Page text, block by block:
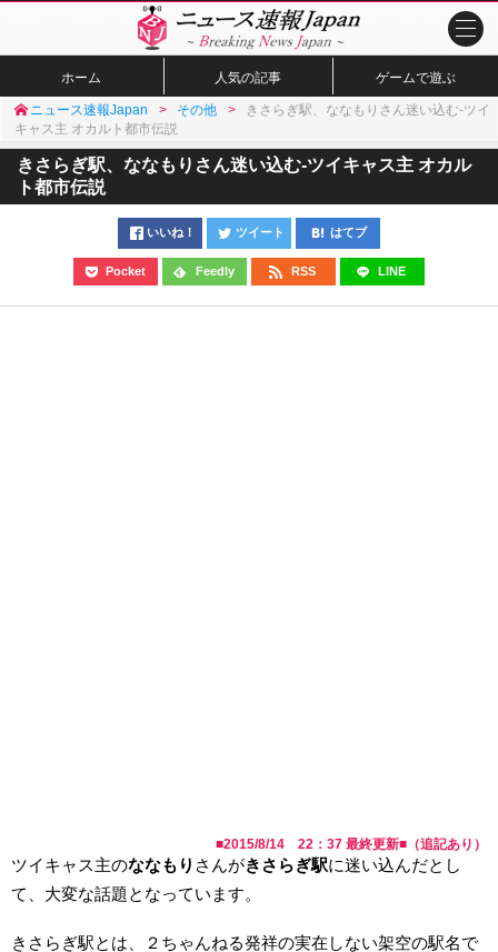
ホーム 人気の記事 ゲームで遊ぶ
ニュース速報Japan その他
きさらぎ駅、ななもりさん迷い込む-ツイ
キャス主 オカルト都市伝説
きさらぎ駅、ななもりさん迷い込む-ツイキャス主 オカル
ト都市伝説
いいね！ ツイート はてブ
Pocket Feedly RSS LINE
■2015/8/14 22：37 最終更新■（追記あり）
ツイキャス主のななもり さんがきさらぎ駅に迷い込んだとし
て、大変な話題となっています。
きさらぎ駅とは、２ちゃんねる発祥の実在しない架空の駅名で